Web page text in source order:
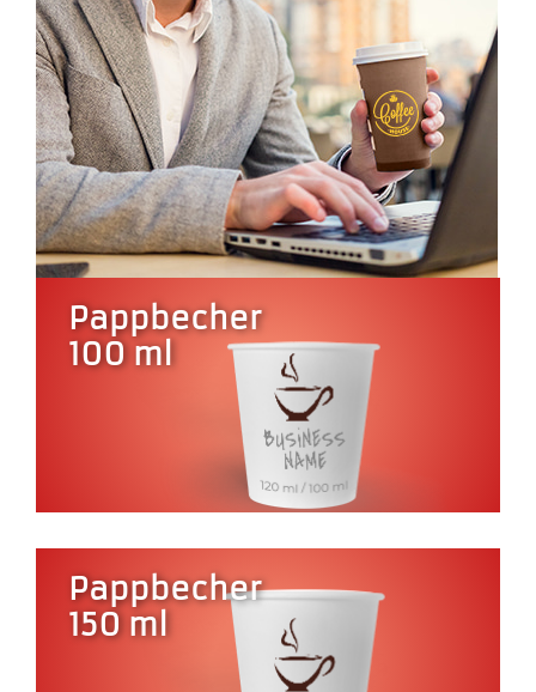
Pappbecher
100 ml
Pappbecher
150 ml